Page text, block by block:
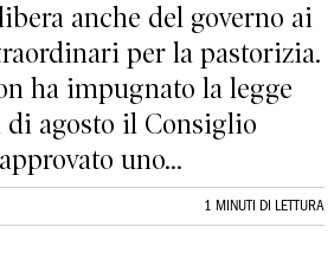
anche del governo ai
per la pastorizia.
ha impugnato la legge
agosto il Consiglio
uno...
1 MINUTI DI LETTURA